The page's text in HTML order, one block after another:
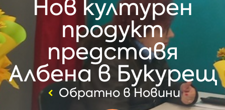
Нов културен
продукт
представя
Албена в Букурещ
Обратно в Новини